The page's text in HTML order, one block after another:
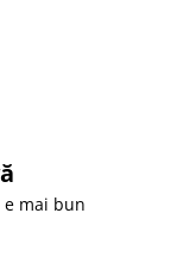
e mai bun